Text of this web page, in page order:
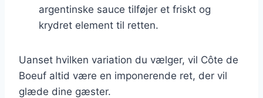
argentinske sauce tilføjer et friskt og
krydret element til retten.
Uanset hvilken variation du vælger, vil Côte de
Boeuf altid være en imponerende ret, der vil
glæde dine gæster.